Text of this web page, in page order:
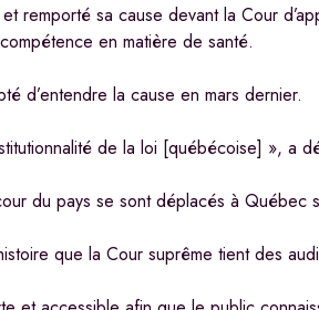
remporté sa cause devant la Cour
en matière de santé.
d’entendre la cause en mars dernier.
de la loi [québécoise] », a
du pays se sont déplacés à
que la Cour suprême tient des